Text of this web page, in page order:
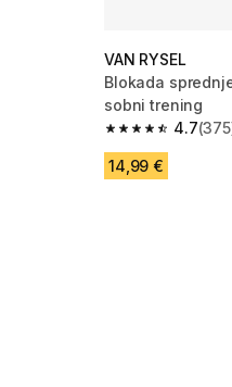
ocene
VAN RYSEL
Blokada
sobni trening
4.7
4.7 od 5 zvezdic
14,99 €